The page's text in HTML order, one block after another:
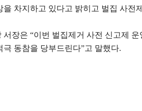
을 차지하고 있다고 밝히고 벌집 사전
서장은 “이번 벌집제거 사전 신고제
극 동참을 당부드린다”고 말했다.